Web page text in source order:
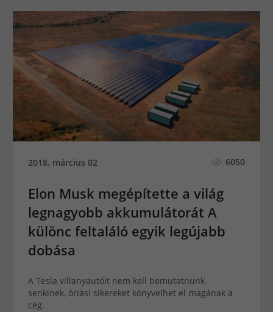
2018. március 02 6050
Elon Musk megépítette a világ
legnagyobb akkumulátorát A
különc feltaláló egyik legújabb
dobása
A Tesla villanyautóit nem kell bemutatnunk
senkinek, óriási sikereket könyvelhet el magának a
cég.